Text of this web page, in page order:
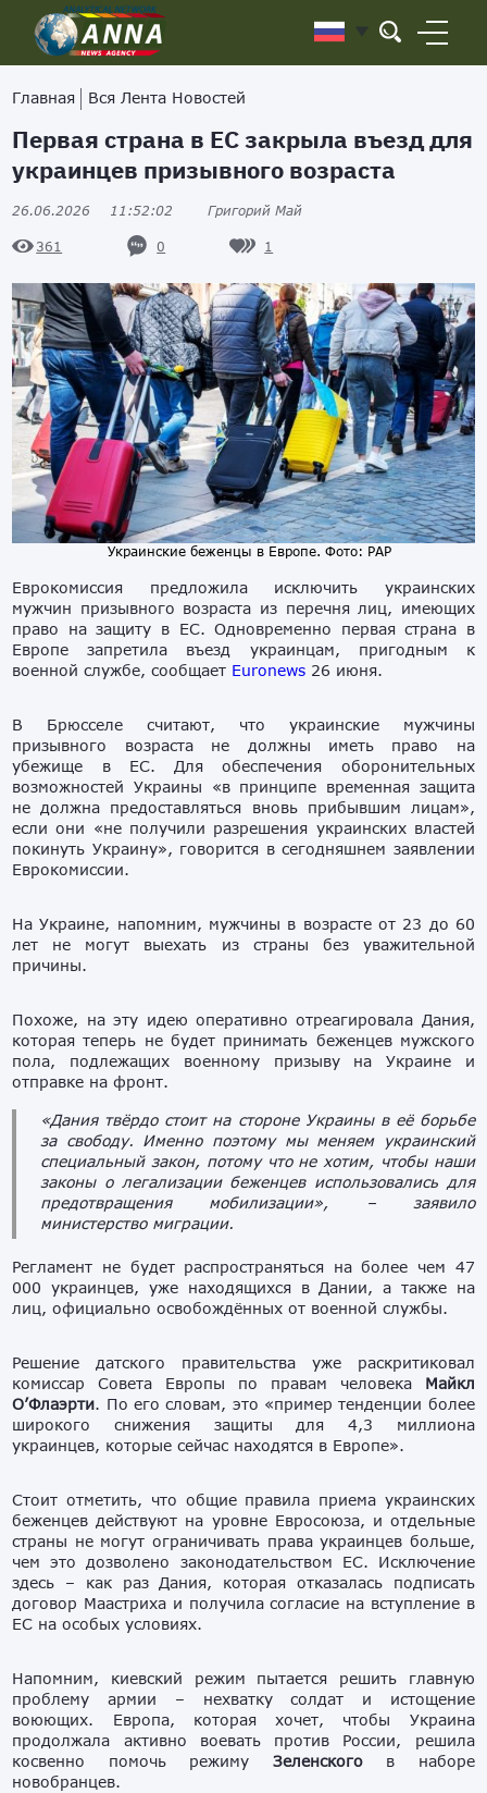
Главная Вся Лента Новостей
Первая страна в ЕС закрыла въезд для
украинцев призывного возраста
26.06.2026 11:52:02 Григорий Май
361 0 1
Украинские беженцы в Европе. Фото: PAP
Еврокомиссия предложила исключить украинских
мужчин призывного возраста из перечня лиц, имеющих
право на защиту в ЕС. Одновременно первая страна в
Европе запретила въезд украинцам, пригодным к
военной службе, сообщает Euronews 26 июня.
В Брюсселе считают, что украинские мужчины
призывного возраста не должны иметь право на
убежище в ЕС. Для обеспечения оборонительных
возможностей Украины «в принципе временная защита
не должна предоставляться вновь прибывшим лицам»,
если они «не получили разрешения украинских властей
покинуть Украину», говорится в сегодняшнем заявлении
Еврокомиссии.
На Украине, напомним, мужчины в возрасте от 23 до 60
лет не могут выехать из страны без уважительной
причины.
Похоже, на эту идею оперативно отреагировала Дания,
которая теперь не будет принимать беженцев мужского
пола, подлежащих военному призыву на Украине и
отправке на фронт.
«Дания твёрдо стоит на стороне Украины в её борьбе
за свободу. Именно поэтому мы меняем украинский
специальный закон, потому что не хотим, чтобы наши
законы о легализации беженцев использовались для
предотвращения мобилизации», – заявило
министерство миграции.
Регламент не будет распространяться на более чем 47
000 украинцев, уже находящихся в Дании, а также на
лиц, официально освобождённых от военной службы.
Решение датского правительства уже раскритиковал
комиссар Совета Европы по правам человека Майкл
О’Флаэрти. По его словам, это «пример тенденции более
широкого снижения защиты для 4,3 миллиона
украинцев, которые сейчас находятся в Европе».
Стоит отметить, что общие правила приема украинских
беженцев действуют на уровне Евросоюза, и отдельные
страны не могут ограничивать права украинцев больше,
чем это дозволено законодательством ЕС. Исключение
здесь – как раз Дания, которая отказалась подписать
договор Маастриха и получила согласие на вступление в
ЕС на особых условиях.
Напомним, киевский режим пытается решить главную
проблему армии – нехватку солдат и истощение
воюющих. Европа, которая хочет, чтобы Украина
продолжала активно воевать против России, решила
косвенно помочь режиму Зеленскогов наборе
новобранцев.